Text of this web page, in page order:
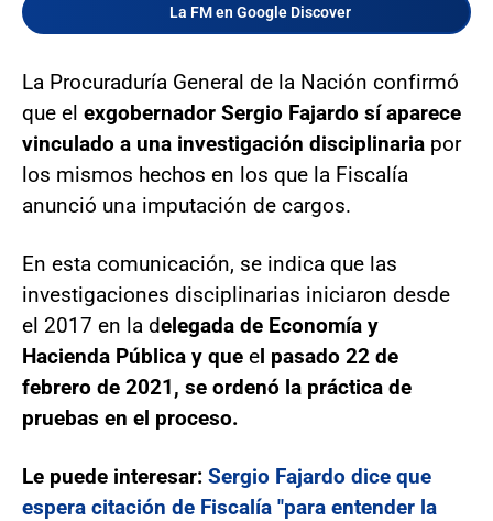
La FM en Google Discover
La Procuraduría General de la Nación confirmó
que el exgobernador Sergio Fajardo sí aparece
vinculado a una investigación disciplinaria por
los mismos hechos en los que la Fiscalía
anunció una imputación de cargos.
En esta comunicación, se indica que las
investigaciones disciplinarias iniciaron desde
el 2017 en la delegada de Economía y
Hacienda Pública y que el pasado 22 de
febrero de 2021, se ordenó la práctica de
pruebas en el proceso.
Le puede interesar: Sergio Fajardo dice que
espera citación de Fiscalía "para entender la